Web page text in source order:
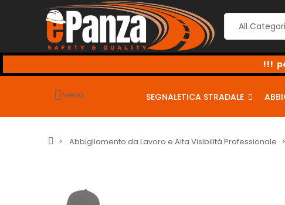
Menù SEGNALETICA STRADALE
Abbigliamento da Lavoro e Alta Visibilità Professionale